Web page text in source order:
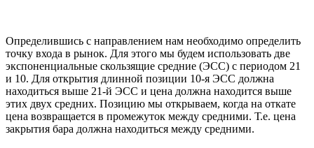
Определившись с направлением нам необходимо определить
точку входа в рынок. Для этого мы будем использовать две
экспоненциальные скользящие средние (ЭСС) с периодом 21
и 10. Для открытия длинной позиции 10-я ЭСС должна
находиться выше 21-й ЭСС и цена должна находится выше
этих двух средних. Позицию мы открываем, когда на откате
цена возвращается в промежуток между средними. Т.е. цена
закрытия бара должна находиться между средними.